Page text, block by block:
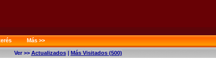
Más >>
Ver >> Actualizados| Más Visitados (500)